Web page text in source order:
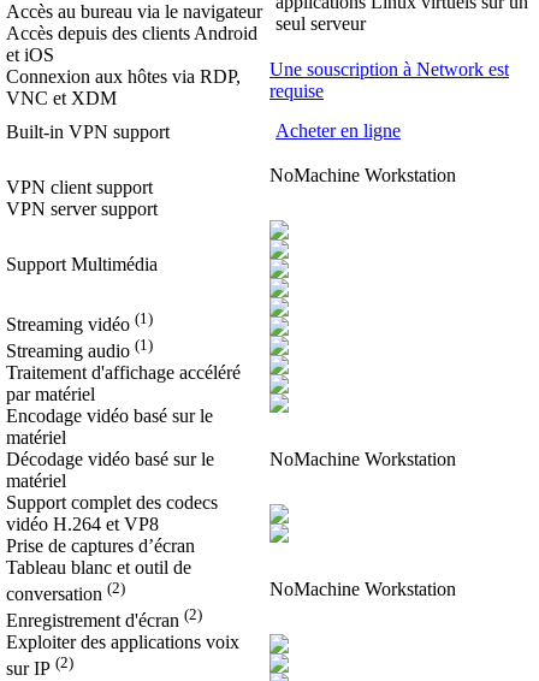
Accès au bureau via le navigateur
Accès depuis des clients Android
et iOS
Connexion aux hôtes via RDP,
VNC et XDM
Built-in VPN support
VPN client support
VPN server support
Support Multimédia
Streaming vidéo (1)
Streaming audio (1)
Traitement d'affichage accéléré
par matériel
Encodage vidéo basé sur le
matériel
Décodage vidéo basé sur le
matériel
Support complet des codecs
vidéo H.264 et VP8
Prise de captures d’écran
Tableau blanc et outil de
conversation (2)
Enregistrement d'écran (2)
Exploiter des applications voix
sur IP (2)
seul serveur
Une souscription à Network est
requise
Acheter en ligne
NoMachine Workstation
NoMachine Workstation
NoMachine Workstation